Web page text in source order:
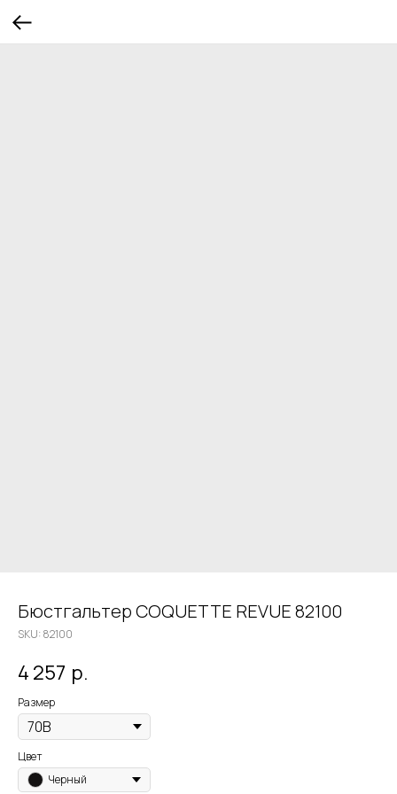
Бюстгальтер COQUETTE REVUE 82100
SKU: 82100
4 257 р.
Размер
Цвет
Черный